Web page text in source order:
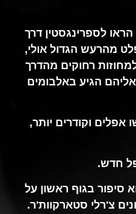
לספרינגסטין דרך
מהרעש הגדול אולי,
רחוקים מהדרך
הגיע באלבומים
אפלים וקודרים יותר,
חדש.
סיפור בגוף ראשון על
צ'רלי סטארקוות'ר.